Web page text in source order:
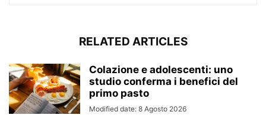
RELATED ARTICLES
Colazione e adolescenti: uno
studio conferma i benefici del
primo pasto
Modified date: 8 Agosto 2026